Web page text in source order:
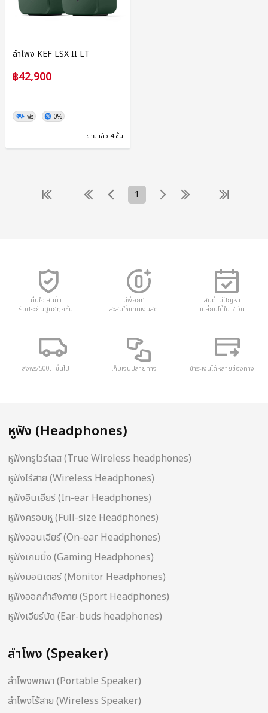
ลำโพง KEF LSX II LT
฿42,900
ฟรี 0%
ขายแล้ว 4 ชิ้น
1
มั่นใจ สินค้า
รับประกันศูนย์ทุกชิ้น
มีพ้อยท์
สะสมใช้แทนเงินสด
สินค้ามีปัญหา
เปลี่ยนได้ใน 7 วัน
ส่งฟรี/500.- ขึ้นไป เก็บเงินปลายทาง ชำระเงินได้หลายช่องทาง
หูฟัง (Headphones)
หูฟังทรูไวร์เลส (True Wireless headphones)
หูฟังไร้สาย (Wireless Headphones)
หูฟังอินเอียร์ (In-ear Headphones)
หูฟังครอบหู (Full-size Headphones)
หูฟังออนเอียร์ (On-ear Headphones)
หูฟังเกมมิ่ง (Gaming Headphones)
หูฟังมอนิเตอร์ (Monitor Headphones)
หูฟังออกกำลังกาย (Sport Headphones)
หูฟังเอียร์บัด (Ear-buds headphones)
ลำโพง (Speaker)
ลำโพงพกพา (Portable Speaker)
ลำโพงไร้สาย (Wireless Speaker)